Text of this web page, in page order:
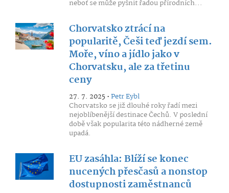
neboť se může pyšnit řadou přírodních...
Chorvatsko ztrácí na
popularitě, Češi teď jezdí sem.
Moře, víno a jídlo jako v
Chorvatsku, ale za třetinu
ceny
27. 7. 2025 •Petr Eybl
Chorvatsko se již dlouhé roky řadí mezi
nejoblíbenější destinace Čechů. V poslední
době však popularita této nádherné země
upadá.
EU zasáhla: Blíží se konec
nucených přesčasů a nonstop
dostupnosti zaměstnanců